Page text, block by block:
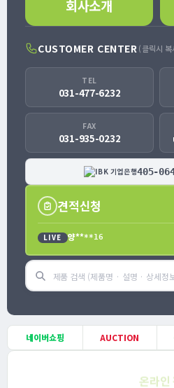
회사소개
CUSTOMER CENTER(클릭시 복
TEL
031-477-6232
FAX
031-935-0232
405-
견적신청
LIVE 양****16
네이버쇼핑 AUCTION
온라